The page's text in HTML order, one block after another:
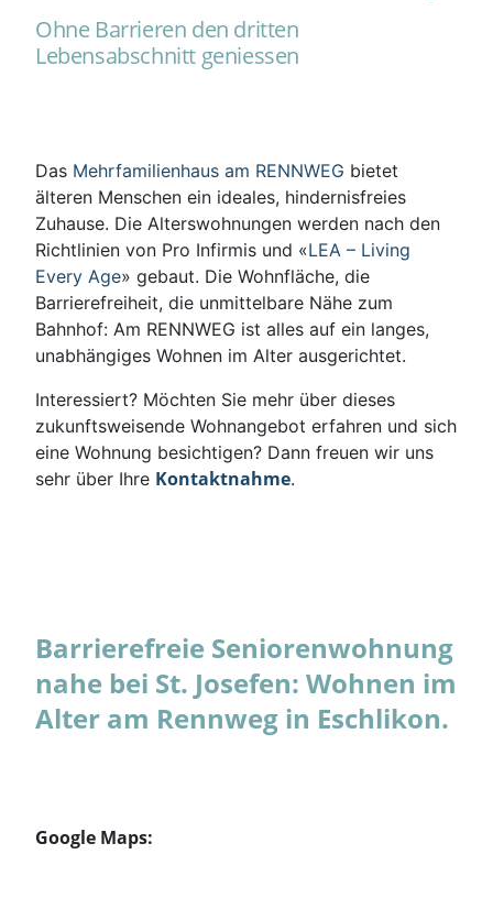
Ohne Barrieren den dritten
Lebensabschnitt geniessen
Das Mehrfamilienhaus am RENNWEG bietet
älteren Menschen ein ideales, hindernisfreies
Zuhause. Die Alterswohnungen werden nach den
Richtlinien von Pro Infirmis und «LEA – Living
Every Age» gebaut. Die Wohnfläche, die
Barrierefreiheit, die unmittelbare Nähe zum
Bahnhof: Am RENNWEG ist alles auf ein langes,
unabhängiges Wohnen im Alter ausgerichtet.
Interessiert? Möchten Sie mehr über dieses
zukunftsweisende Wohnangebot erfahren und sich
eine Wohnung besichtigen? Dann freuen wir uns
sehr über Ihre Kontaktnahme.
Barrierefreie Seniorenwohnung
nahe bei St. Josefen: Wohnen im
Alter am Rennweg in Eschlikon.
Google Maps: